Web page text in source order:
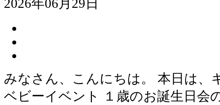
2026年06月29日
みなさん、こんにちは。 本日は、
ベビーイベント １歳のお誕生日会